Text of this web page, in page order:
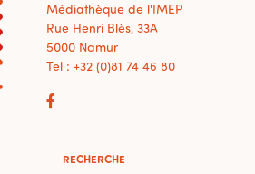
Médiathèque de l'IMEP
Rue Henri Blès, 33A
5000 Namur
Tel : +32 (0)81 74 46 80
RECHERCHE